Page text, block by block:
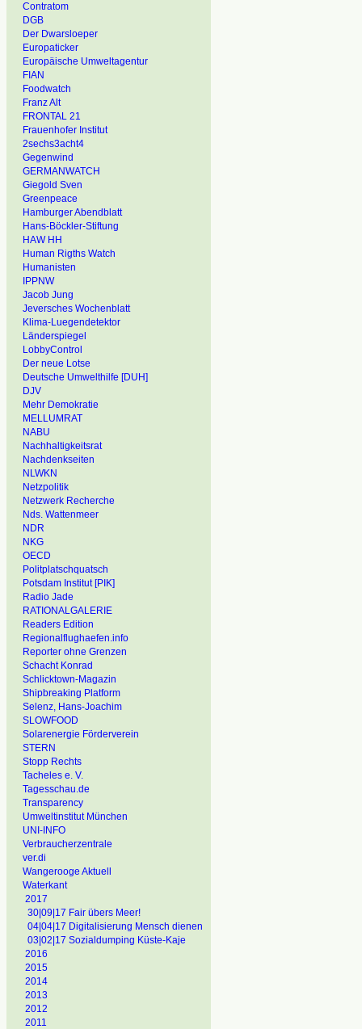
Contratom
DGB
Der Dwarsloeper
Europaticker
Europäische Umweltagentur
FIAN
Foodwatch
Franz Alt
FRONTAL 21
Frauenhofer Institut
2sechs3acht4
Gegenwind
GERMANWATCH
Giegold Sven
Greenpeace
Hamburger Abendblatt
Hans-Böckler-Stiftung
HAW HH
Human Rigths Watch
Humanisten
IPPNW
Jacob Jung
Jeversches Wochenblatt
Klima-Luegendetektor
Länderspiegel
LobbyControl
Der neue Lotse
Deutsche Umwelthilfe [DUH]
DJV
Mehr Demokratie
MELLUMRAT
NABU
Nachhaltigkeitsrat
Nachdenkseiten
NLWKN
Netzpolitik
Netzwerk Recherche
Nds. Wattenmeer
NDR
NKG
OECD
Politplatschquatsch
Potsdam Institut [PIK]
Radio Jade
RATIONALGALERIE
Readers Edition
Regionalflughaefen.info
Reporter ohne Grenzen
Schacht Konrad
Schlicktown-Magazin
Shipbreaking Platform
Selenz, Hans-Joachim
SLOWFOOD
Solarenergie Förderverein
STERN
Stopp Rechts
Tacheles e. V.
Tagesschau.de
Transparency
Umweltinstitut München
UNI-INFO
Verbraucherzentrale
ver.di
Wangerooge Aktuell
Waterkant
2017
30|09|17 Fair übers Meer!
04|04|17 Digitalisierung Mensch dienen
03|02|17 Sozialdumping Küste-Kaje
2016
2015
2014
2013
2012
2011